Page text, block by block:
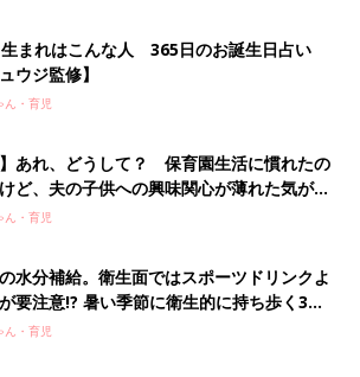
まれはこんな人 365日のお誕生日占い
ウジ監修】
ん・育児
】あれ、どうして？ 保育園生活に慣れたの
ど、夫の子供への興味関心が薄れた気がす
ふうふう子育て ＃91』
ん・育児
水分補給。衛生面ではスポーツドリンクよ
要注意!? 暑い季節に衛生的に持ち歩く3つ
は？【専門家監修】
ん・育児